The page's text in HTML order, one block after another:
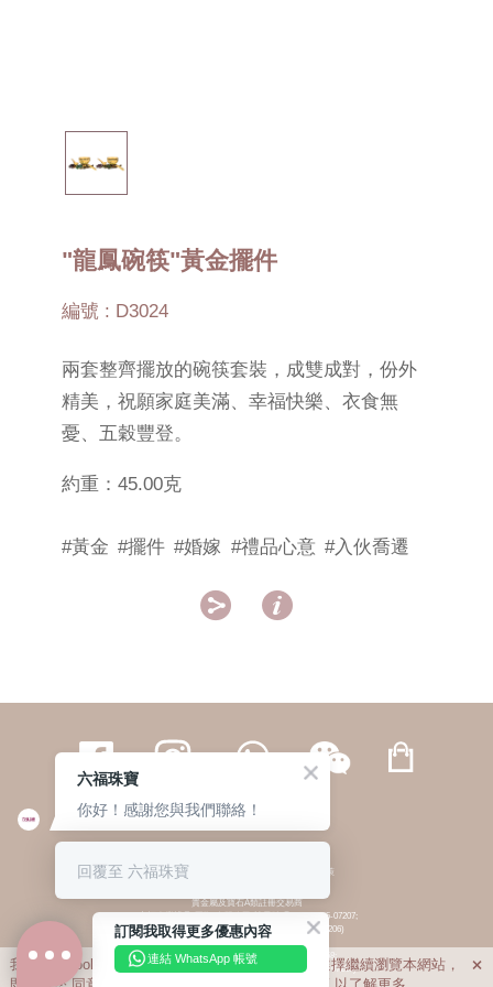
"龍鳳碗筷"黃金擺件
編號 : D3024
兩套整齊擺放的碗筷套裝，成雙成對，份外
精美，祝願家庭美滿、幸福快樂、衣食無
憂、五穀豐登。
約重：45.00克
#黃金 #擺件 #婚嫁 #禮品心意 #入伙喬遷
 
繁體 | 簡体
© 六福集團 版權所有 不得轉載 私隱政策
貴金屬及寶石A類註冊交易商
(六福企業禮品(國際)有限公司-註冊號碼:A-B-24-05-07207;
六福電子商貿有限公司-註冊號碼:A-B-24-05-07206)
貴金屬及寶石B類註冊交易商
(六福集團有限公司-註冊號碼:B-B-24-05-07258;
六福珠寶金行(香港)有限公司-註冊號碼:B-B-24-05-07259)
我們利用cookies為您提供最佳的瀏覽體驗。若您選擇繼續瀏覽本網站，

訂閱我取得更多優惠內容
連結 WhatsApp 帳號
六福珠寶
你好！感謝您與我們聯絡！
回覆至 六福珠寶